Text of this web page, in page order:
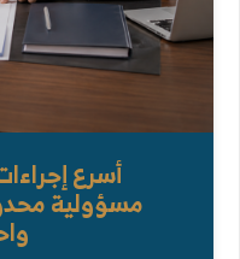
أسرع
مسؤولية